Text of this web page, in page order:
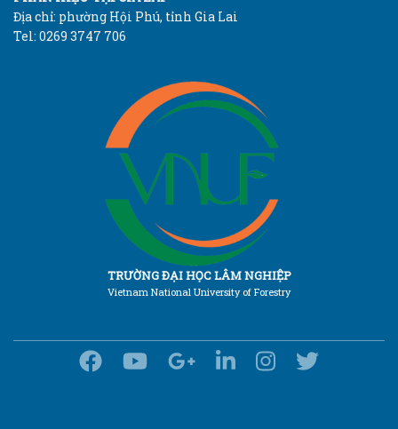
Địa chỉ: phường Hội Phú, tỉnh Gia Lai
Tel: 0269 3747 706
TRƯỜNG ĐẠI HỌC LÂM NGHIỆP
Vietnam National University of Forestry